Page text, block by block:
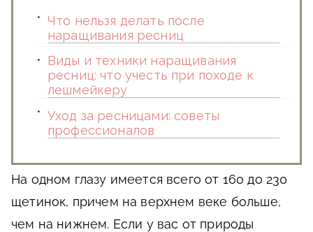
Что нельзя делать после
наращивания ресниц
Виды и техники наращивания
ресниц: что учесть при походе к
лешмейкеру
Уход за ресницами: советы
профессионалов
На одном глазу имеется всего от 160 до 230
щетинок, причем на верхнем веке больше,
чем на нижнем. Если у вас от природы